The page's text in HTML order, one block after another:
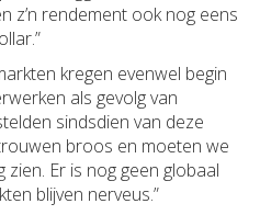
z’n rendement ook nog eens
kregen evenwel begin
als gevolg van
sindsdien van deze
broos en moeten we
Er is nog geen globaal
blijven nerveus.”